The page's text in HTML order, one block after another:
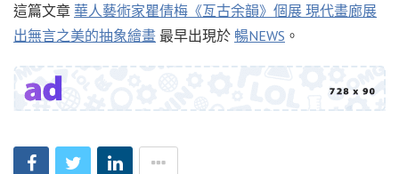
這篇文章 華人藝術家瞿倩梅《亙古余韻》個展 現代畫廊展
出無言之美的抽象繪畫 最早出現於 暢NEWS 。